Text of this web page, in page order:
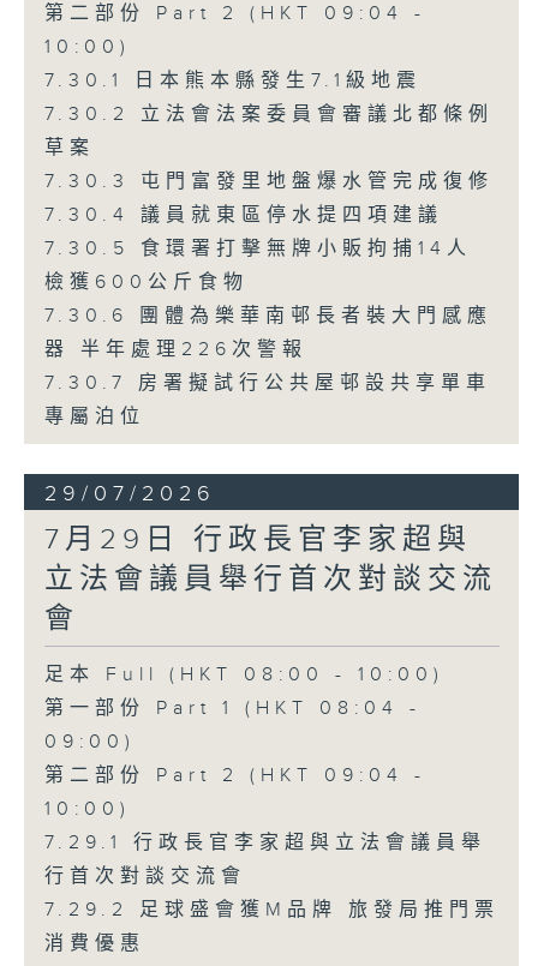
第二部份 Part 2 (HKT 09:04 -
10:00)
7.30.1 日本熊本縣發生7.1級地震
7.30.2 立法會法案委員會審議北都條例
草案
7.30.3 屯門富發里地盤爆水管完成復修
7.30.4 議員就東區停水提四項建議
7.30.5 食環署打擊無牌小販拘捕14人
檢獲600公斤食物
7.30.6 團體為樂華南邨長者裝大門感應
器 半年處理226次警報
7.30.7 房署擬試行公共屋邨設共享單車
專屬泊位
29/07/2026
7月29日 行政長官李家超與
立法會議員舉行首次對談交流
會
足本 Full (HKT 08:00 - 10:00)
第一部份 Part 1 (HKT 08:04 -
09:00)
第二部份 Part 2 (HKT 09:04 -
10:00)
7.29.1 行政長官李家超與立法會議員舉
行首次對談交流會
7.29.2 足球盛會獲M品牌 旅發局推門票
消費優惠